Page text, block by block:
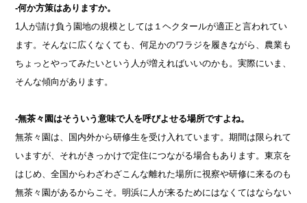
-何か方策はありますか。
1人が請け負う園地の規模としては１ヘクタールが適正と言われてい
ます。そんなに広くなくても、何足かのワラジを履きながら、農業も
ちょっとやってみたいという人が増えればいいのかも。実際にいま、
そんな傾向があります。
-無茶々園はそういう意味で人を呼びよせる場所ですよね。
無茶々園は、国内外から研修生を受け入れています。期間は限られて
いますが、それがきっかけで定住につながる場合もあります。東京を
はじめ、全国からわざわざこんな離れた場所に視察や研修に来るのも
無茶々園があるからこそ。明浜に人が来るためにはなくてはならない